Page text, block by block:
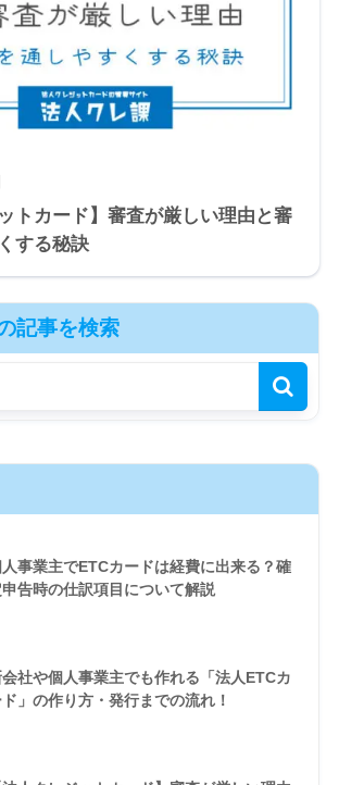
トカード】審査が厳しい理由と審
する秘訣
記事を検索
事業主でETCカードは経費に出来る？確
申告時の仕訳項目について解説
会社や個人事業主でも作れる「法人ETCカ
ド」の作り方・発行までの流れ！